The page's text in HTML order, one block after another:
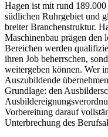
Hagen ist mit rund
südlichen Ruhrgebiet und
breiter Branchenstruktur.
Maschinenbau prägen den
Bereichen werden
ihren Job beherrschen,
weitergeben können. Wer
Auszubildende
Grundlage: den
Vorbereitung darauf
Unterbrechung des